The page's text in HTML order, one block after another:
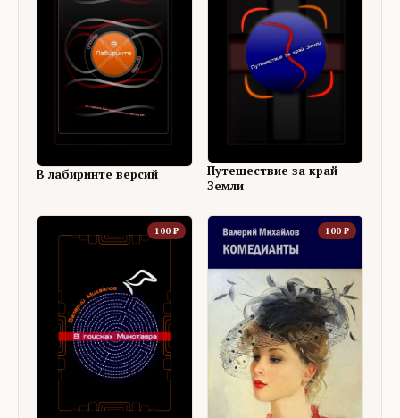
В лабиринте версий
Путешествие за край
Земли
100 ₽ 100 ₽